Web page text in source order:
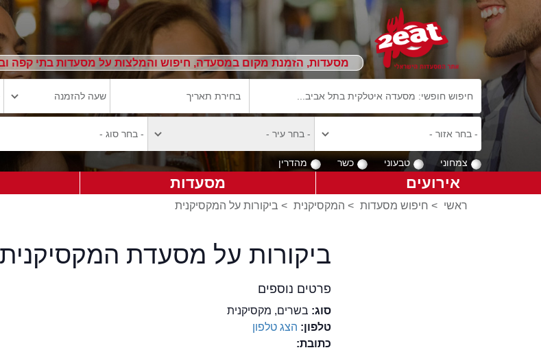
מסעדות, הזמנת מקום במסעדה, חיפוש והמלצות על מסעדות בתי קפה
צמחוני טבעוני כשר מהדרין
אירועים מסעדות
ראשי > חיפוש מסעדות > המקסיקנית > ביקורות על המקסיקנית
ביקורות על מסעדת המקסיקנית
פרטים נוספים
סוג: בשרים, מקסיקנית
טלפון: הצג טלפון
כתובת: